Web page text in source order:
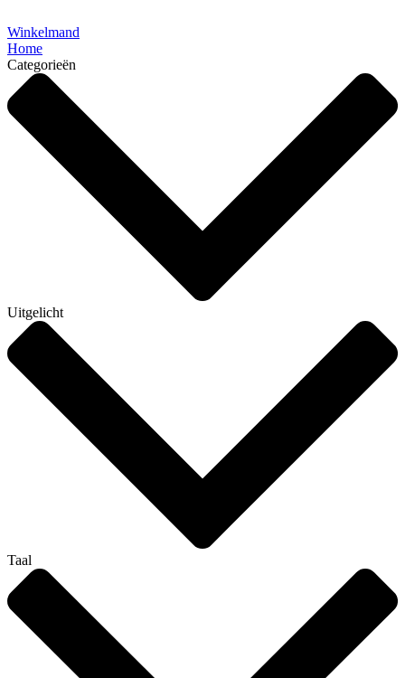
Winkelmand
Home
Categorieën
Uitgelicht
Taal